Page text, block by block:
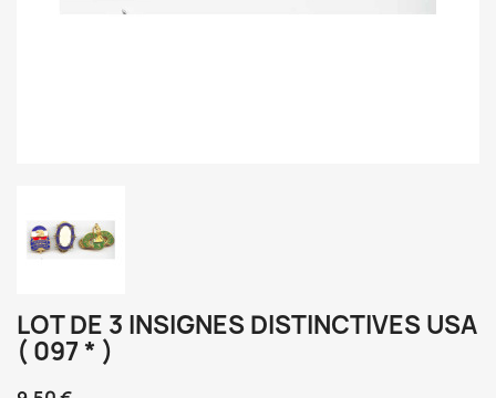
LOT DE 3 INSIGNES DISTINCTIVES USA
( 097 * )